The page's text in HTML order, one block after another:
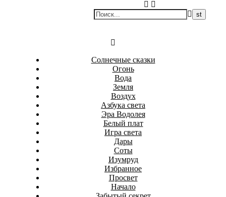
Солнечные сказки
Огонь
Вода
Земля
Воздух
Азбука света
Эра Водолея
Белый плат
Игра света
Дары
Соты
Изумруд
Избранное
Просвет
Начало